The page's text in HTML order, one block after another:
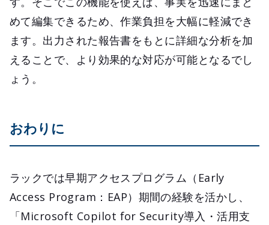
めて編集できるため、作業負担を大幅に軽減でき
ます。出力された報告書をもとに詳細な分析を加
えることで、より効果的な対応が可能となるでし
ょう。
おわりに
ラックでは早期アクセスプログラム（Early
Access Program：EAP）期間の経験を活かし、
「Microsoft Copilot for Security導入・活用支